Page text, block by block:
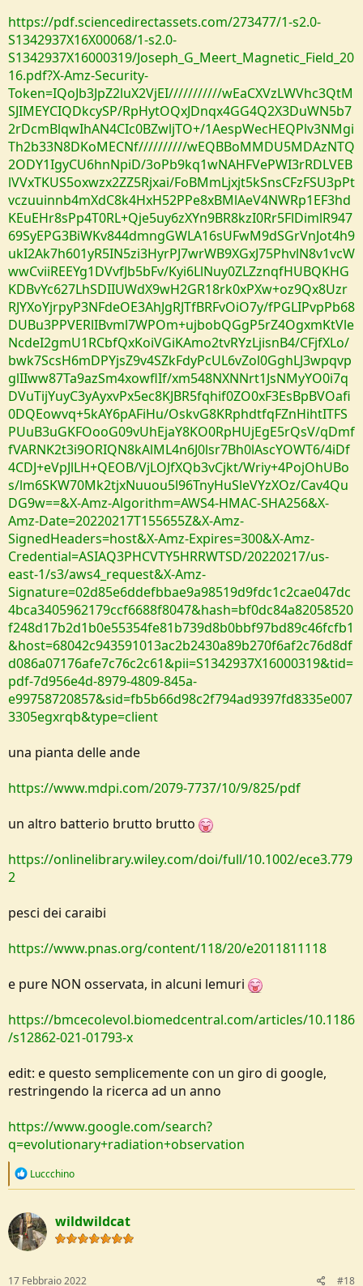
https://pdf.sciencedirectassets.com/273477/1-s2.0-
S1342937X16X00068/1-s2.0-
S1342937X16000319/Joseph_G_Meert_Magnetic_Field_20
16.pdf?X-Amz-Security-
Token=IQoJb3JpZ2luX2VjEI///////////wEaCXVzLWVhc3QtM
SJIMEYCIQDkcySP/RpHytOQxJDnqx4GG4Q2X3DuWN5b7
2rDcmBlqwIhAN4CIc0BZwljTO+/1AespWecHEQPlv3NMgi
Th2b33N8DKoMECNf//////////wEQBBoMMDU5MDAzNTQ
2ODY1IgyCU6hnNpiD/3oPb9kq1wNAHFVePWI3rRDLVEB
lVVxTKUS5oxwzx2ZZ5Rjxai/FoBMmLjxjt5kSnsCFzFSU3pPt
vczuuinnb4mXdC8k4HxH52PPe8xBMlAeV4NWRp1EF3hd
KEuEHr8sPp4T0RL+Qje5uy6zXYn9BR8kzI0Rr5FlDimlR947
69SyEPG3BiWKv844dmngGWLA16sUFwM9dSGrVnJot4h9
ukI2Ak7h601yR5IN5zi3HyrPJ7wrWB9XGxJ75PhvlN8v1vcW
wwCviiREEYg1DVvfJb5bFv/Kyi6LlNuy0ZLZznqfHUBQKHG
KDBvYc627LhSDIIUWdX9wH2GR18rk0xPXw+oz9Qx8Uzr
RJYXoYjrpyP3NFdeOE3AhJgRJTfBRFvOiO7y/fPGLIPvpPb68
DUBu3PPVERlIBvml7WPOm+ujbobQGgP5rZ4OgxmKtVle
NcdeI2gmU1RCbfQxKoiVGiKAmo2tvRYzLjisnB4/CFjfXLo/
bwk7ScsH6mDPYjsZ9v4SZkFdyPcUL6vZol0GghLJ3wpqvp
glIIww87Ta9azSm4xowflIf/xm548NXNNrt1JsNMyYO0i7q
DVuTijYuyC3yAyxvPx5ec8KJBR5fqhif0ZO0xF3EsBpBVOafi
0DQEowvq+5kAY6pAFiHu/OskvG8KRphdtfqFZnHihtITFS
PUuB3uGKFOooG09vUhEjaY8KO0RpHUjEgE5rQsV/qDmf
fVARNK2t3i9ORIQN8kAlML4n6J0lsr7Bh0lAscYOWT6/4iDf
4CDJ+eVpJlLH+QEOB/VjLOJfXQb3vCjkt/Wriy+4PojOhUBo
s/lm6SKW70Mk2tjxNuuou5l96TnyHuSleVYzXOz/Cav4Qu
DG9w==&X-Amz-Algorithm=AWS4-HMAC-SHA256&X-
Amz-Date=20220217T155655Z&X-Amz-
SignedHeaders=host&X-Amz-Expires=300&X-Amz-
Credential=ASIAQ3PHCVTY5HRRWTSD/20220217/us-
east-1/s3/aws4_request&X-Amz-
Signature=02d85e6ddefbbae9a98519d9fdc1c2cae047dc
4bca3405962179ccf6688f8047&hash=bf0dc84a82058520
f248d17b2d1b0e55354fe81b739d8b0bbf97bd89c46fcfb1
&host=68042c943591013ac2b2430a89b270f6af2c76d8df
d086a07176afe7c76c2c61&pii=S1342937X16000319&tid=
pdf-7d956e4d-8979-4809-845a-
e99758720857&sid=fb5b66d98c2f794ad9397fd8335e007
3305egxrqb&type=client
una pianta delle ande
https://www.mdpi.com/2079-7737/10/9/825/pdf
un altro batterio brutto brutto
https://onlinelibrary.wiley.com/doi/full/10.1002/ece3.779
2
pesci dei caraibi
https://www.pnas.org/content/118/20/e2011811118
e pure NON osservata, in alcuni lemuri
https://bmcecolevol.biomedcentral.com/articles/10.1186
/s12862-021-01793-x
edit: e questo semplicemente con un giro di google,
restringendo la ricerca ad un anno
https://www.google.com/search?
q=evolutionary+radiation+observation
R
c
t
o
s
Luccchino
wildwildcat
17 Febbraio 2022 #18